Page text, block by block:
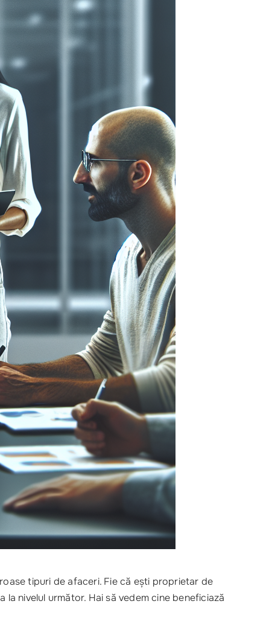
tipuri de afaceri. Fie că ești proprietar de
nivelul următor. Hai să vedem cine beneficiază